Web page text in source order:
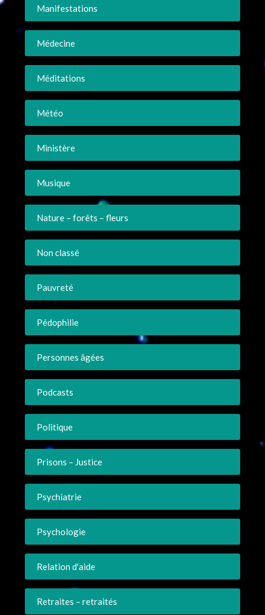
Manifestations
Médecine
Méditations
Météo
Ministère
Musique
Nature – forêts – fleurs
Non classé
Pauvreté
Pédophilie
Personnes âgées
Podcasts
Politique
Prisons – Justice
Psychiatrie
Psychologie
Relation d'aide
Retraites – retraités